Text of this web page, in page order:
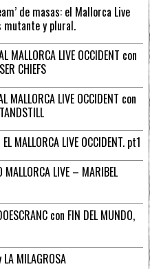
de masas: el Mallorca Live
mutante y plural.
MALLORCA LIVE OCCIDENT con
CHIEFS
MALLORCA LIVE OCCIDENT con
MALLORCA LIVE OCCIDENT. pt1
LIVE – MARIBEL
con FIN DEL MUNDO,
MILAGROSA